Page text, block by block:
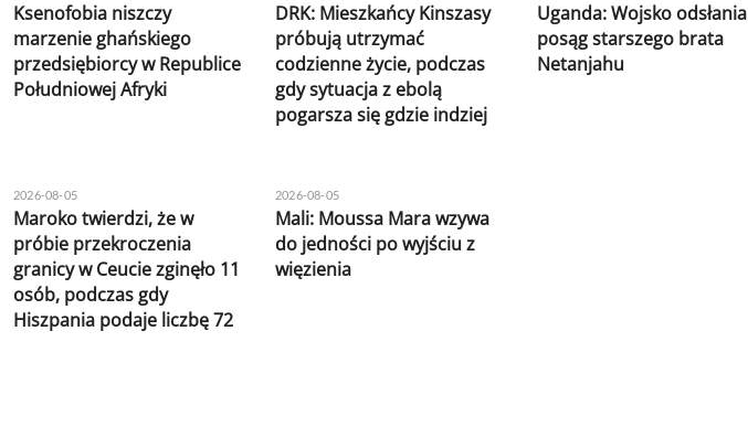
Ksenofobia niszczy
marzenie ghańskiego
przedsiębiorcy w Republice
Południowej Afryki
DRK: Mieszkańcy Kinszasy
próbują utrzymać
codzienne życie, podczas
gdy sytuacja z ebolą
pogarsza się gdzie indziej
Uganda: Wojsko odsłania
posąg starszego brata
Netanjahu
2026-08-05
Maroko twierdzi, że w
próbie przekroczenia
granicy w Ceucie zginęło 11
osób, podczas gdy
Hiszpania podaje liczbę 72
2026-08-05
Mali: Moussa Mara wzywa
do jedności po wyjściu z
więzienia